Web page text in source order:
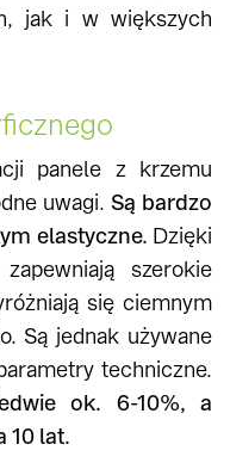
jak i w większych
panele z krzemu
uwagi.Są bardzo
elastyczne. Dzięki
szerokie
się ciemnym
Są jednak używane
techniczne.
ok. 6-10%, a
10 lat.